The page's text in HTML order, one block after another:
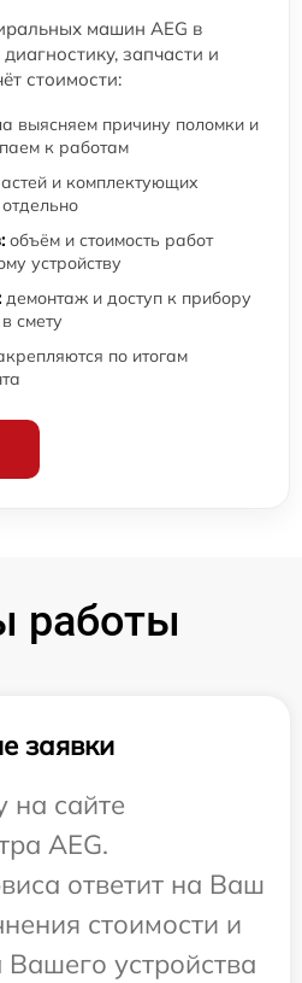
машин AEG в
запчасти и
стоимости:
выясняем причину поломки и
к работам
и комплектующих
объём и стоимость работ
устройству
демонтаж и доступ к прибору
смету
по итогам
работы
заявки
на сайте
AEG.
ответит на Ваш
стоимости и
устройства